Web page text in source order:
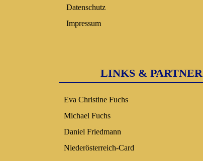
Datenschutz
Impressum
LINKS & PARTNER
Eva Christine Fuchs
Michael Fuchs
Daniel Friedmann
Niederösterreich-Card